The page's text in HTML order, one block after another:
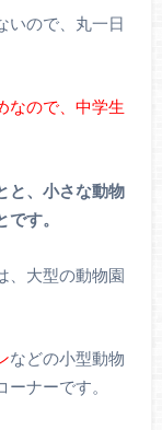
いので、丸一日
なので、中学生
と、小さな動物
す。
、大型の動物園
などの小型動物
ナーです。